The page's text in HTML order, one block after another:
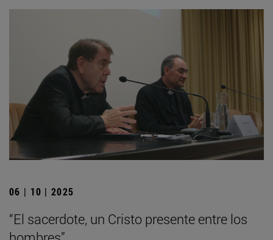
06 | 10 | 2025
“El sacerdote, un Cristo presente entre los